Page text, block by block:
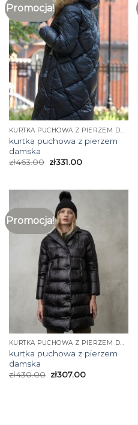
Promocja!
KURTKA PUCHOWA Z PIERZEM DAMSKA
kurtka puchowa z pierzem
damska
zł463.00 zł331.00
Promocja!
KURTKA PUCHOWA Z PIERZEM DAMSKA
kurtka puchowa z pierzem
damska
zł430.00 zł307.00